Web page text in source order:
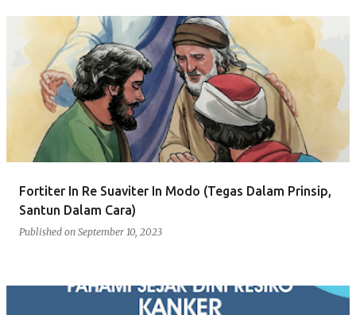
Fortiter In Re Suaviter In Modo (Tegas Dalam Prinsip,
Santun Dalam Cara)
Published on September 10, 2023